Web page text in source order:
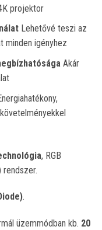
projektor
Lehetővé teszi az
minden igényhez
Akár
, RGB
.
üzemmódban kb. 20